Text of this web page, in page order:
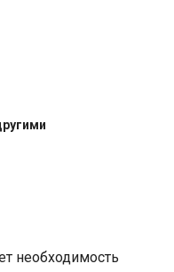
необходимость